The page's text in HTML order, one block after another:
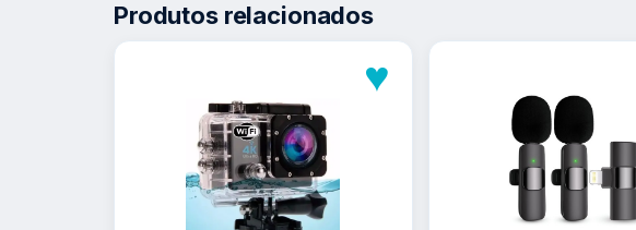
Produtos relacionados
♥